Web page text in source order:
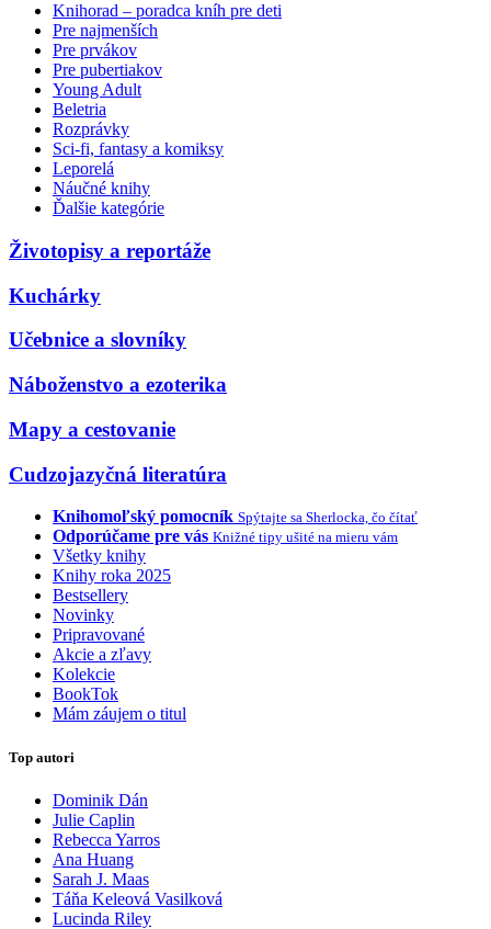
Knihorad – poradca kníh pre deti
Pre najmenších
Pre prvákov
Pre pubertiakov
Young Adult
Beletria
Rozprávky
Sci-fi, fantasy a komiksy
Leporelá
Náučné knihy
Ďalšie kategórie
Životopisy a reportáže
Kuchárky
Učebnice a slovníky
Náboženstvo a ezoterika
Mapy a cestovanie
Cudzojazyčná literatúra
Knihomoľský pomocník Spýtajte sa Sherlocka, čo čítať
Odporúčame pre vás Knižné tipy ušité na mieru vám
Všetky knihy
Knihy roka 2025
Bestsellery
Novinky
Pripravované
Akcie a zľavy
Kolekcie
BookTok
Mám záujem o titul
Top autori
Dominik Dán
Julie Caplin
Rebecca Yarros
Ana Huang
Sarah J. Maas
Táňa Keleová Vasilková
Lucinda Riley